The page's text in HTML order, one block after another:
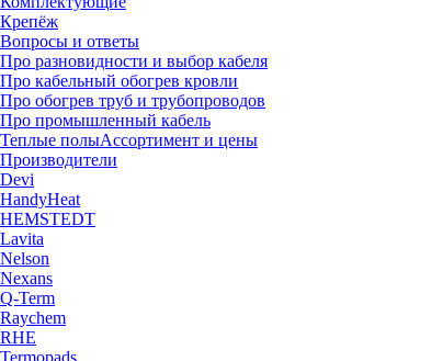
Крепёж
Вопросы и ответы
Про разновидности и выбор кабеля
Про кабельный обогрев кровли
Про обогрев труб и трубопроводов
Про промышленный кабель
Теплые полыАссортимент и цены
Производители
Devi
HandyHeat
HEMSTEDT
Lavita
Nelson
Nexans
Q-Term
Raychem
RHE
Termopads